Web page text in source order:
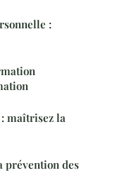
:
maîtrisez la
prévention des